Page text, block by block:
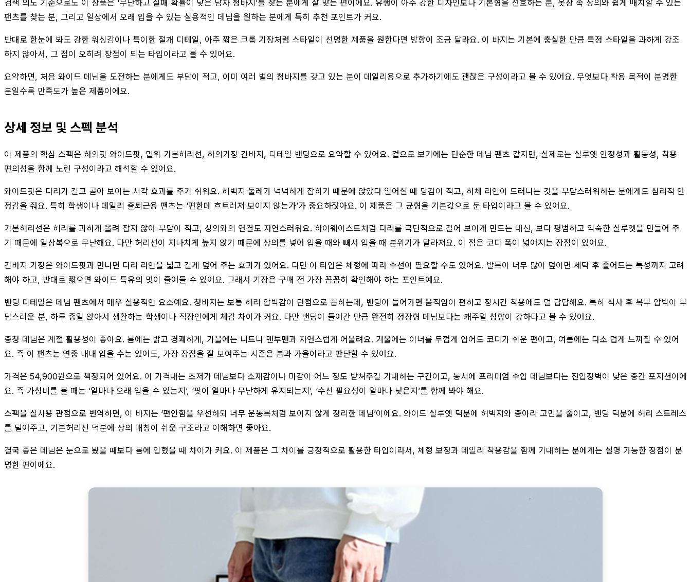
검색 의도 기준으로도 이 상품은 ‘무난하고 실패 확률이 낮은 남자 청바지’를 찾는 분에게 잘 맞는 편이에요. 유행이 아주 강한 디자인보다 기본형을 선호하는 분, 옷장 속 상의와 쉽게 매치할 수 있는
팬츠를 찾는 분, 그리고 일상에서 오래 입을 수 있는 실용적인 데님을 원하는 분에게 특히 추천 포인트가 커요.
반대로 한눈에 봐도 강한 워싱감이나 특이한 절개 디테일, 아주 짧은 크롭 기장처럼 스타일이 선명한 제품을 원한다면 방향이 조금 달라요. 이 바지는 기본에 충실한 만큼 특정 스타일을 과하게 강조
하지 않아서, 그 점이 오히려 장점이 되는 타입이라고 볼 수 있어요.
요약하면, 처음 와이드 데님을 도전하는 분에게도 부담이 적고, 이미 여러 벌의 청바지를 갖고 있는 분이 데일리용으로 추가하기에도 괜찮은 구성이라고 볼 수 있어요. 무엇보다 착용 목적이 분명한
분일수록 만족도가 높은 제품이에요.
상세 정보 및 스펙 분석
이 제품의 핵심 스펙은 하의핏 와이드핏, 밑위 기본허리선, 하의기장 긴바지, 디테일 밴딩으로 요약할 수 있어요. 겉으로 보기에는 단순한 데님 팬츠 같지만, 실제로는 실루엣 안정성과 활동성, 착용
편의성을 함께 노린 구성이라고 해석할 수 있어요.
와이드핏은 다리가 길고 곧아 보이는 시각 효과를 주기 쉬워요. 허벅지 둘레가 넉넉하게 잡히기 때문에 앉았다 일어설 때 당김이 적고, 하체 라인이 드러나는 것을 부담스러워하는 분에게도 심리적 안
정감을 줘요. 특히 학생이나 데일리 출퇴근용 팬츠는 ‘편한데 흐트러져 보이지 않는가’가 중요하잖아요. 이 제품은 그 균형을 기본값으로 둔 타입이라고 볼 수 있어요.
기본허리선은 허리를 과하게 올려 잡지 않아 부담이 적고, 상의와의 연결도 자연스러워요. 하이웨이스트처럼 다리를 극단적으로 길어 보이게 만드는 대신, 보다 평범하고 익숙한 실루엣을 만들어 주
기 때문에 일상복으로 무난해요. 다만 허리선이 지나치게 높지 않기 때문에 상의를 넣어 입을 때와 빼서 입을 때 분위기가 달라져요. 이 점은 코디 폭이 넓어지는 장점이 있어요.
긴바지 기장은 와이드핏과 만나면 다리 라인을 넓고 길게 덮어 주는 효과가 있어요. 다만 이 타입은 체형에 따라 수선이 필요할 수도 있어요. 발목이 너무 많이 덮이면 세탁 후 줄어드는 특성까지 고려
해야 하고, 반대로 짧으면 와이드 특유의 멋이 줄어들 수 있어요. 그래서 기장은 구매 전 가장 꼼꼼히 확인해야 하는 포인트예요.
밴딩 디테일은 데님 팬츠에서 매우 실용적인 요소예요. 청바지는 보통 허리 압박감이 단점으로 꼽히는데, 밴딩이 들어가면 움직임이 편하고 장시간 착용에도 덜 답답해요. 특히 식사 후 복부 압박이 부
담스러운 분, 하루 종일 앉아서 생활하는 학생이나 직장인에게 체감 차이가 커요. 다만 밴딩이 들어간 만큼 완전히 정장형 데님보다는 캐주얼 성향이 강하다고 볼 수 있어요.
중청 데님은 계절 활용성이 좋아요. 봄에는 밝고 경쾌하게, 가을에는 니트나 맨투맨과 자연스럽게 어울려요. 겨울에는 이너를 두껍게 입어도 코디가 쉬운 편이고, 여름에는 다소 덥게 느껴질 수 있어
요. 즉 이 팬츠는 연중 내내 입을 수는 있어도, 가장 장점을 잘 보여주는 시즌은 봄과 가을이라고 판단할 수 있어요.
가격은 54,900원으로 책정되어 있어요. 이 가격대는 초저가 데님보다 소재감이나 마감이 어느 정도 받쳐주길 기대하는 구간이고, 동시에 프리미엄 수입 데님보다는 진입장벽이 낮은 중간 포지션이에
요. 즉 가성비를 볼 때는 ‘얼마나 오래 입을 수 있는지’, ‘핏이 얼마나 무난하게 유지되는지’, ‘수선 필요성이 얼마나 낮은지’를 함께 봐야 해요.
스펙을 실사용 관점으로 번역하면, 이 바지는 ‘편안함을 우선하되 너무 운동복처럼 보이지 않게 정리한 데님’이에요. 와이드 실루엣 덕분에 허벅지와 종아리 고민을 줄이고, 밴딩 덕분에 허리 스트레스
를 덜어주고, 기본허리선 덕분에 상의 매칭이 쉬운 구조라고 이해하면 좋아요.
결국 좋은 데님은 눈으로 봤을 때보다 몸에 입혔을 때 차이가 커요. 이 제품은 그 차이를 긍정적으로 활용한 타입이라서, 체형 보정과 데일리 착용감을 함께 기대하는 분에게는 설명 가능한 장점이 분
명한 편이에요.